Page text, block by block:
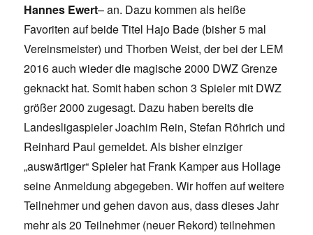
Hannes Ewert– an. Dazu kommen als heiße
Favoriten auf beide Titel Hajo Bade (bisher 5 mal
Vereinsmeister) und Thorben Weist, der bei der LEM
2016 auch wieder die magische 2000 DWZ Grenze
geknackt hat. Somit haben schon 3 Spieler mit DWZ
größer 2000 zugesagt. Dazu haben bereits die
Landesligaspieler Joachim Rein, Stefan Röhrich und
Reinhard Paul gemeldet. Als bisher einziger
„auswärtiger“ Spieler hat Frank Kamper aus Hollage
seine Anmeldung abgegeben. Wir hoffen auf weitere
Teilnehmer und gehen davon aus, dass dieses Jahr
mehr als 20 Teilnehmer (neuer Rekord) teilnehmen